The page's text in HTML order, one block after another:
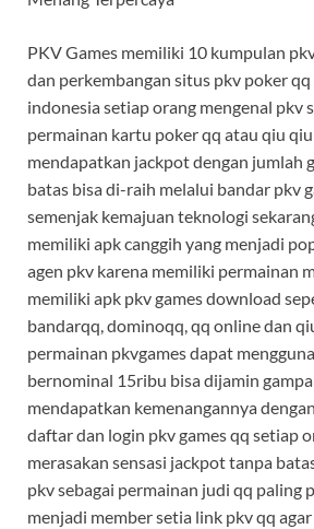
PKV Games memiliki 10 kumpulan
dan perkembangan situs pkv poker
indonesia setiap orang mengenal pkv
permainan kartu poker qq atau qiu
mendapatkan jackpot dengan jumlah
batas bisa di-raih melalui bandar pkv
semenjak kemajuan teknologi
memiliki apk canggih yang menjadi
agen pkv karena memiliki permainan
memiliki apk pkv games download
bandarqq, dominoqq, qq online dan
permainan pkvgames dapat
bernominal 15ribu bisa dijamin
mendapatkan kemenangannya
daftar dan login pkv games qq setiap
merasakan sensasi jackpot tanpa
pkv sebagai permainan judi qq paling
menjadi member setia link pkv qq